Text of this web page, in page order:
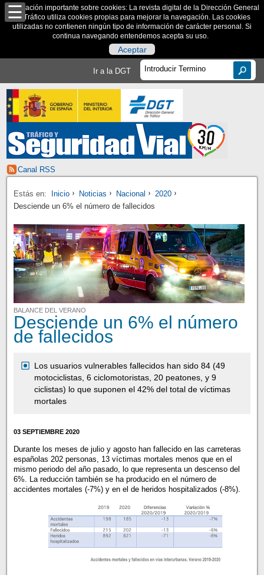
Información importante sobre cookies: La revista digital de la Dirección General
de Tráfico utiliza cookies propias para mejorar la navegación. Las cookies
utilizadas no contienen ningún tipo de información de carácter personal. Si
continua navegando entendemos acepta su uso.
Aceptar
Ir a la DGT
Canal RSS
Estás en: Inicio Noticias Nacional
2020
Desciende un 6% el número de fallecidos
BALANCE DEL VERANO
Desciende un 6% el número
de fallecidos
Los usuarios vulnerables fallecidos han sido 84 (49
motociclistas, 6 ciclomotoristas, 20 peatones, y 9
ciclistas) lo que suponen el 42% del total de víctimas
mortales
03 SEPTIEMBRE 2020
Durante los meses de julio y agosto han fallecido en las carreteras
españolas 202 personas, 13 víctimas mortales menos que en el
mismo periodo del año pasado, lo que representa un descenso del
6%. La reducción también se ha producido en el número de
accidentes mortales (-7%) y en el de heridos hospitalizados (-8%).